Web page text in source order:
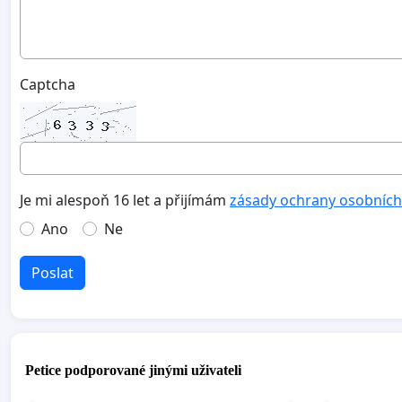
Captcha
Je mi alespoň 16 let a přijímám zásady ochrany
Ano
Ne
Poslat
Petice podporované jinými uživateli